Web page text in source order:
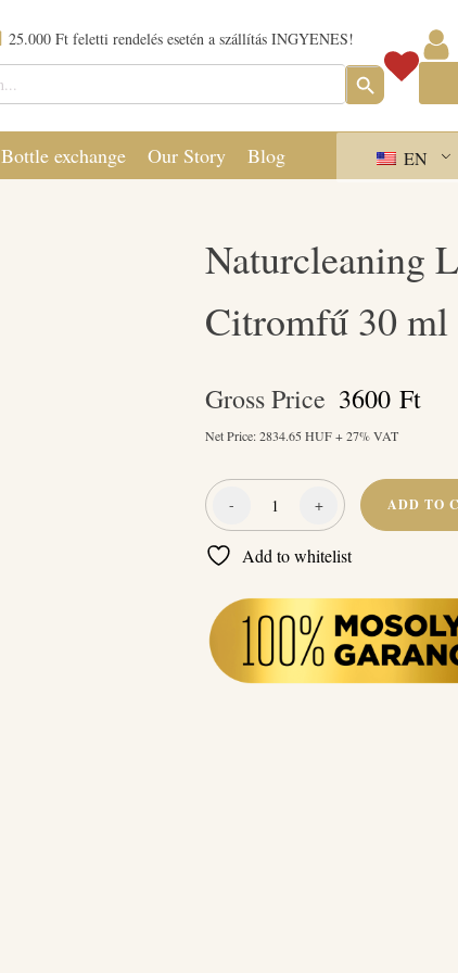
25.000 Ft feletti rendelés esetén a szállítás INGYENES!
SEARCH
BUTTON
Bottle exchange Our Story Blog EN
Naturcleaning
Citromfű 30 ml
Gross Price 3600 Ft
Net Price:2834.65HUF + 27% VAT
-
Naturcleaning
Légfrissítő
Spray
30
ml
+ ADD TO
Add to whitelist